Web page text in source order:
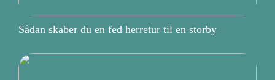
Sådan skaber du en fed herretur til en storby